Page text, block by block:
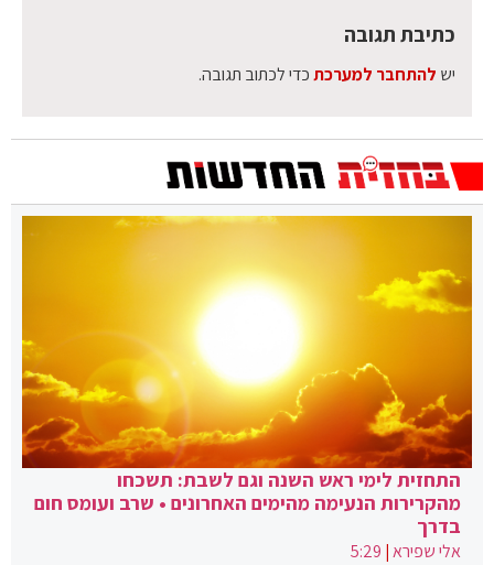
כתיבת תגובה
יש להתחבר למערכתכדי לכתוב תגובה.
התחזית לימי ראש השנה וגם לשבת: תשכחו
מהקרירות הנעימה מהימים האחרונים • שרב ועומס חום
בדרך
אלי שפירא|
5:29